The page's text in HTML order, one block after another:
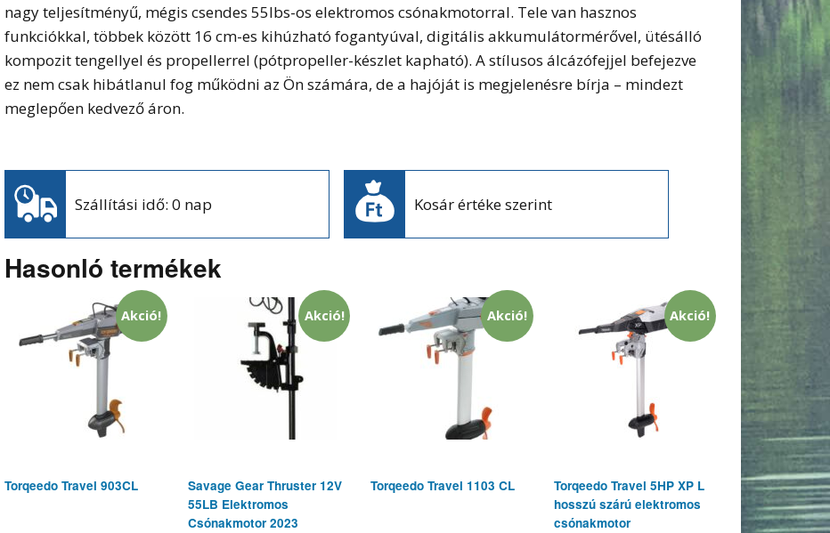
nagy teljesítményű, mégis csendes 55lbs-os elektromos csónakmotorral. Tele van hasznos
funkciókkal, többek között 16 cm-es kihúzható fogantyúval, digitális akkumulátormérővel, ütésálló
kompozit tengellyel és propellerrel (pótpropeller-készlet kapható). A stílusos álcázófejjel befejezve
ez nem csak hibátlanul fog működni az Ön számára, de a hajóját is megjelenésre bírja – mindezt
meglepően kedvező áron.
Szállítási idő: 0 nap Kosár értéke szerint
Hasonló termékek
Akció!
Torqeedo Travel 903CL
Akció!
Savage Gear Thruster 12V
55LB Elektromos
Csónakmotor 2023
Akció!
Torqeedo Travel 1103 CL
Akció!
Torqeedo Travel 5HP XP L
hosszú szárú elektromos
csónakmotor